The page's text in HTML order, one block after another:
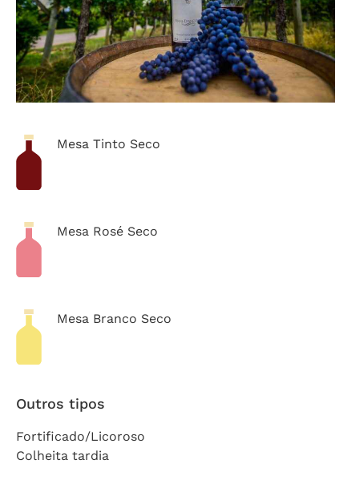
Mesa Tinto Seco
Mesa Rosé Seco
Mesa Branco Seco
Outros tipos
Fortificado/Licoroso
Colheita tardia